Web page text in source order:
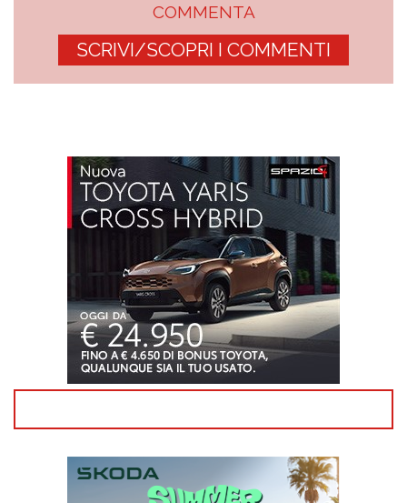
COMMENTA
SCRIVI/SCOPRI I COMMENTI